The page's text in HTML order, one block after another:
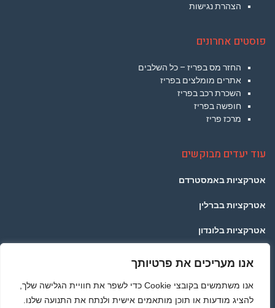
אנו מעריכים את פרטיותך
אנו משתמשים בקובצי Cookie כדי לשפר את חוויית הגלישה שלך,
להציג מודעות או תוכן מותאמים אישית ולנתח את התנועה שלנו.
הצהרת נגישות
פוסטים אחרונים
החזר מס בפריז – כל השלבים
אתרים מומלצים בפריז
השכרת רכב בפריז
חופשה בפריז
מרכז פריז
עוד יעדים מבוקשים
אטרקציות באמסטרדם
אטרקציות בברלין
אטרקציות בלונדון
אטרקציות ברומא